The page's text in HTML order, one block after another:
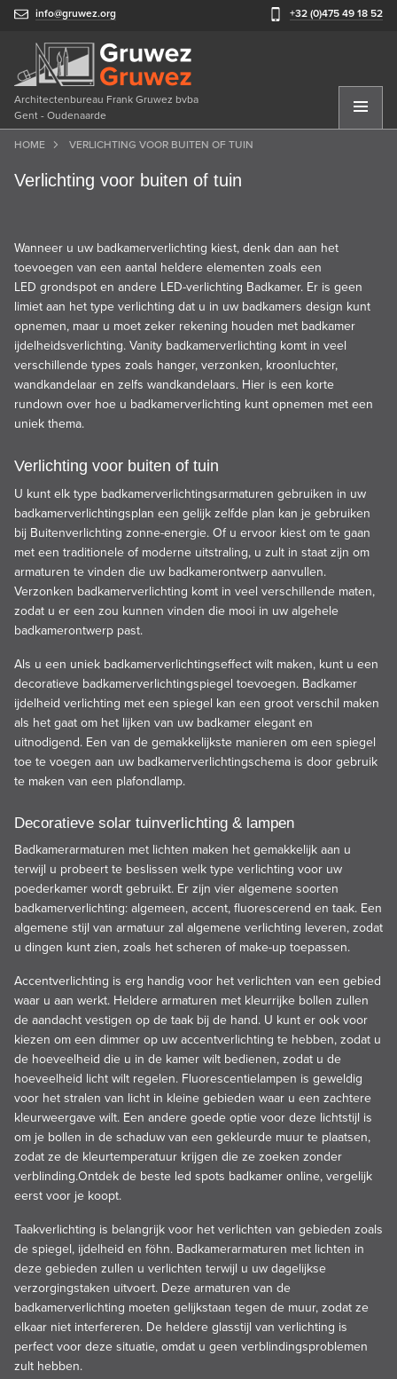
info@gruwez.org +32 (0)475 49 18 52
Architectenbureau Frank Gruwez bvba
Gent - Oudenaarde
HOME VERLICHTING VOOR BUITEN OF TUIN
Verlichting voor buiten of tuin
Wanneer u uw badkamerverlichting kiest, denk dan aan het
toevoegen van een aantal heldere elementen zoals een
LED grondspot en andere LED-verlichting Badkamer. Er is geen
limiet aan het type verlichting dat u in uw badkamers design kunt
opnemen, maar u moet zeker rekening houden met badkamer
ijdelheidsverlichting. Vanity badkamerverlichting komt in veel
verschillende types zoals hanger, verzonken, kroonluchter,
wandkandelaar en zelfs wandkandelaars. Hier is een korte
rundown over hoe u badkamerverlichting kunt opnemen met een
uniek thema.
Verlichting voor buiten of tuin
U kunt elk type badkamerverlichtingsarmaturen gebruiken in uw
badkamerverlichtingsplan een gelijk zelfde plan kan je gebruiken
bij Buitenverlichting zonne-energie. Of u ervoor kiest om te gaan
met een traditionele of moderne uitstraling, u zult in staat zijn om
armaturen te vinden die uw badkamerontwerp aanvullen.
Verzonken badkamerverlichting komt in veel verschillende maten,
zodat u er een zou kunnen vinden die mooi in uw algehele
badkamerontwerp past.
Als u een uniek badkamerverlichtingseffect wilt maken, kunt u een
decoratieve badkamerverlichtingspiegel toevoegen. Badkamer
ijdelheid verlichting met een spiegel kan een groot verschil maken
als het gaat om het lijken van uw badkamer elegant en
uitnodigend. Een van de gemakkelijkste manieren om een spiegel
toe te voegen aan uw badkamerverlichtingschema is door gebruik
te maken van een plafondlamp.
Decoratieve solar tuinverlichting & lampen
Badkamerarmaturen met lichten maken het gemakkelijk aan u
terwijl u probeert te beslissen welk type verlichting voor uw
poederkamer wordt gebruikt. Er zijn vier algemene soorten
badkamerverlichting: algemeen, accent, fluorescerend en taak. Een
algemene stijl van armatuur zal algemene verlichting leveren, zodat
u dingen kunt zien, zoals het scheren of make-up toepassen.
Accentverlichting is erg handig voor het verlichten van een gebied
waar u aan werkt. Heldere armaturen met kleurrijke bollen zullen
de aandacht vestigen op de taak bij de hand. U kunt er ook voor
kiezen om een dimmer op uw accentverlichting te hebben, zodat u
de hoeveelheid die u in de kamer wilt bedienen, zodat u de
hoeveelheid licht wilt regelen. Fluorescentielampen is geweldig
voor het stralen van licht in kleine gebieden waar u een zachtere
kleurweergave wilt. Een andere goede optie voor deze lichtstijl is
om je bollen in de schaduw van een gekleurde muur te plaatsen,
zodat ze de kleurtemperatuur krijgen die ze zoeken zonder
verblinding.Ontdek de beste led spots badkamer online, vergelijk
eerst voor je koopt.
Taakverlichting is belangrijk voor het verlichten van gebieden zoals
de spiegel, ijdelheid en föhn. Badkamerarmaturen met lichten in
deze gebieden zullen u verlichten terwijl u uw dagelijkse
verzorgingstaken uitvoert. Deze armaturen van de
badkamerverlichting moeten gelijkstaan tegen de muur, zodat ze
elkaar niet interfereren. De heldere glasstijl van verlichting is
perfect voor deze situatie, omdat u geen verblindingsproblemen
zult hebben.